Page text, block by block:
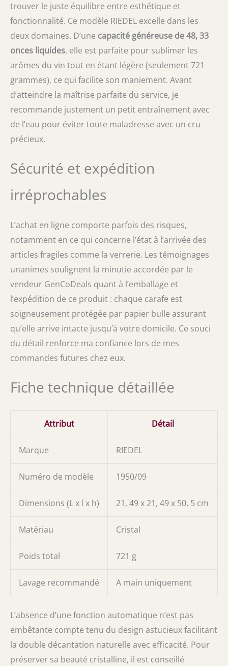
trouver le juste équilibre entre esthétique et
fonctionnalité. Ce modèle RIEDEL excelle dans les
deux domaines. D’une capacité généreuse de 48, 33
onces liquides, elle est parfaite pour sublimer les
arômes du vin tout en étant légère (seulement 721
grammes), ce qui facilite son maniement. Avant
d’atteindre la maîtrise parfaite du service, je
recommande justement un petit entraînement avec
de l’eau pour éviter toute maladresse avec un cru
précieux.
Sécurité et expédition
irréprochables
L’achat en ligne comporte parfois des risques,
notamment en ce qui concerne l’état à l’arrivée des
articles fragiles comme la verrerie. Les témoignages
unanimes soulignent la minutie accordée par le
vendeur GenCoDeals quant à l’emballage et
l’expédition de ce produit : chaque carafe est
soigneusement protégée par papier bulle assurant
qu’elle arrive intacte jusqu’à votre domicile. Ce souci
du détail renforce ma confiance lors de mes
commandes futures chez eux.
Fiche technique détaillée
Attribut Détail
Marque RIEDEL
Numéro de modèle 1950/09
Dimensions (L x l x h) 21, 49 x 21, 49 x 50, 5 cm
Matériau Cristal
Poids total 721 g
Lavage recommandé A main uniquement
L’absence d’une fonction automatique n’est pas
embêtante compte tenu du design astucieux facilitant
la double décantation naturelle avec efficacité. Pour
préserver sa beauté cristalline, il est conseillé